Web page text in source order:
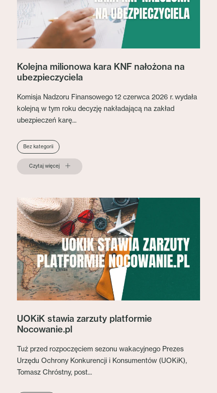
Kolejna milionowa kara KNF nałożona na
ubezpieczyciela
Komisja Nadzoru Finansowego 12 czerwca 2026 r. wydała
kolejną w tym roku decyzję nakładającą na zakład
ubezpieczeń karę...
Bez kategorii
Czytaj więcej
UOKiK stawia zarzuty platformie
Nocowanie.pl
Tuż przed rozpoczęciem sezonu wakacyjnego Prezes
Urzędu Ochrony Konkurencji i Konsumentów (UOKiK),
Tomasz Chróstny, post...